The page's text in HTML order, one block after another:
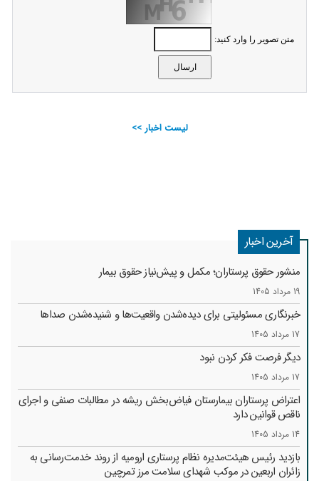
متن تصویر را وارد کنید:
لیست اخبار >>
آخرین اخبار
منشور حقوق پرستاران؛ مکمل و پیش‌نیاز حقوق بیمار
19 مرداد 1405
خبرنگاری مسئولیتی برای دیده‌شدن واقعیت‌ها و شنیده‌شدن صداها
17 مرداد 1405
دیگر فرصت فکر کردن نبود
17 مرداد 1405
اعتراض پرستاران بیمارستان فیاض‌بخش ریشه در مطالبات صنفی و اجرای
ناقص قوانین دارد
14 مرداد 1405
بازدید رئیس هیئت‌مدیره نظام پرستاری ارومیه از روند خدمت‌رسانی به
زائران اربعین در موکب شهدای سلامت مرز تمرچین